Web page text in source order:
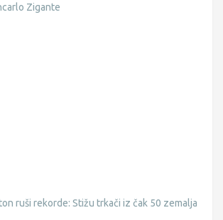
Zigante
ruši rekorde: Stižu trkači iz čak 50 zemalja